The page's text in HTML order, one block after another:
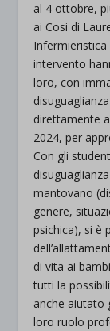
al 4 ottobre,
ai Cosi di
intervento
loro, con
direttamente
2024, per
Con gli
mantovano
genere,
psichica), si è
di vita ai
tutti la
anche aiutato
loro ruolo